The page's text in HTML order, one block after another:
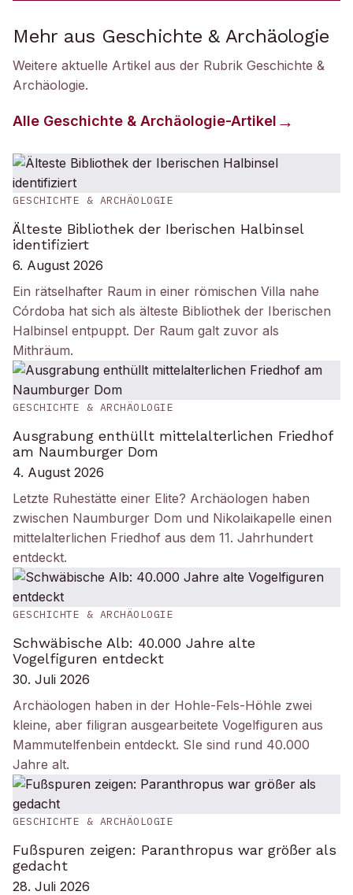
Mehr aus Geschichte & Archäologie
Weitere aktuelle Artikel aus der Rubrik Geschichte &
Archäologie.
Alle Geschichte & Archäologie-Artikel
GESCHICHTE & ARCHÄOLOGIE
Älteste Bibliothek der Iberischen Halbinsel
identifiziert
6. August 2026
Ein rätselhafter Raum in einer römischen Villa nahe
Córdoba hat sich als älteste Bibliothek der Iberischen
Halbinsel entpuppt. Der Raum galt zuvor als
Mithräum.
GESCHICHTE & ARCHÄOLOGIE
Ausgrabung enthüllt mittelalterlichen Friedhof
am Naumburger Dom
4. August 2026
Letzte Ruhestätte einer Elite? Archäologen haben
zwischen Naumburger Dom und Nikolaikapelle einen
mittelalterlichen Friedhof aus dem 11. Jahrhundert
entdeckt.
GESCHICHTE & ARCHÄOLOGIE
Schwäbische Alb: 40.000 Jahre alte
Vogelfiguren entdeckt
30. Juli 2026
Archäologen haben in der Hohle-Fels-Höhle zwei
kleine, aber filigran ausgearbeitete Vogelfiguren aus
Mammutelfenbein entdeckt. SIe sind rund 40.000
Jahre alt.
GESCHICHTE & ARCHÄOLOGIE
Fußspuren zeigen: Paranthropus war größer als
gedacht
28. Juli 2026